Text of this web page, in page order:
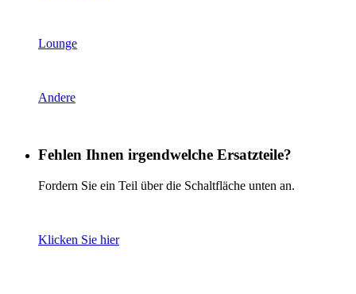
Lounge
Andere
Fehlen Ihnen irgendwelche Ersatzteile?
Fordern Sie ein Teil über die Schaltfläche unten an.
Klicken Sie hier